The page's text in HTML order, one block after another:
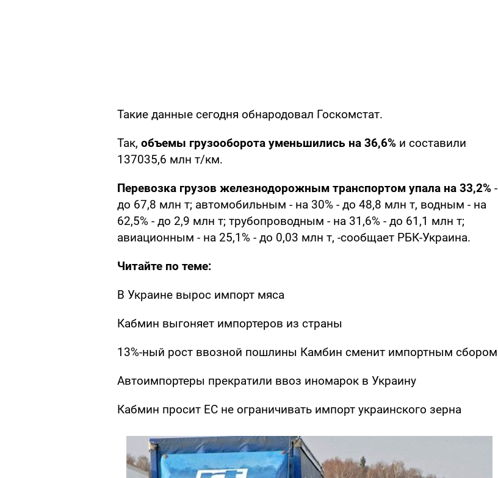
Такие данные сегодня обнародовал Госкомстат.
Так, объемы грузооборота уменьшились на 36,6% и составили
137035,6 млн т/км.
Перевозка грузов железнодорожным транспортом упала на 33,2% -
до 67,8 млн т; автомобильным - на 30% - до 48,8 млн т, водным - на
62,5% - до 2,9 млн т; трубопроводным - на 31,6% - до 61,1 млн т;
авиационным - на 25,1% - до 0,03 млн т, -сообщает РБК-Украина.
Читайте по теме:
В Украине вырос импорт мяса
Кабмин выгоняет импортеров из страны
13%-ный рост ввозной пошлины Камбин сменит импортным сбором
Автоимпортеры прекратили ввоз иномарок в Украину
Кабмин просит ЕС не ограничивать импорт украинского зерна